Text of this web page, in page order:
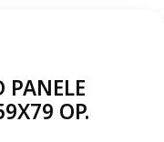
PANELE
OP.